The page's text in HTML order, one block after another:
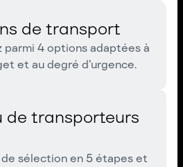
de transport
parmi 4 options adaptées à
et au degré d’urgence.
de transporteurs
de sélection en 5 étapes et